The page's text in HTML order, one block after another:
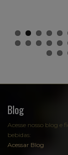
Blog
Acesse nosso blog e
bebidas:
Acessar Blog